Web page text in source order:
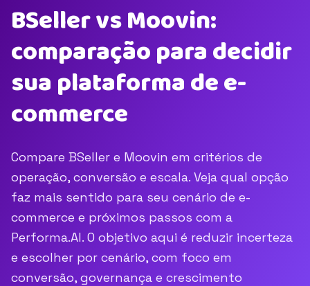
BSeller vs Moovin:
comparação para decidir
sua plataforma de e-
commerce
Compare BSeller e Moovin em critérios de
operação, conversão e escala. Veja qual opção
faz mais sentido para seu cenário de e-
commerce e próximos passos com a
Performa.AI. O objetivo aqui é reduzir incerteza
e escolher por cenário, com foco em
conversão, governança e crescimento